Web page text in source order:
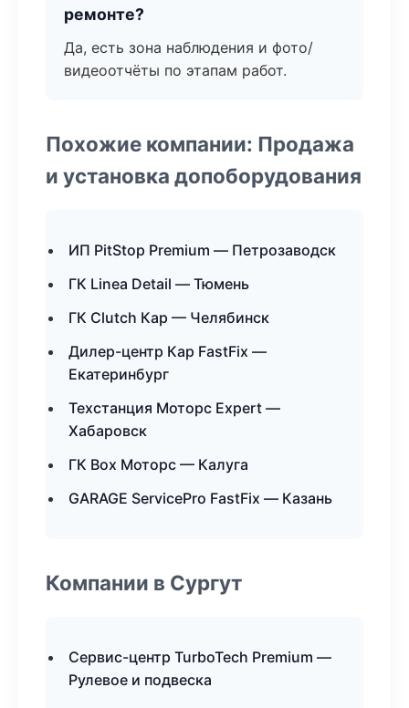
ремонте?
Да, есть зона наблюдения и фото/
видеоотчёты по этапам работ.
Похожие компании: Продажа
и установка допоборудования
ИП PitStop Premium — Петрозаводск
ГК Linea Detail — Тюмень
ГК Clutch Кар — Челябинск
Дилер-центр Кар FastFix —
Екатеринбург
Техстанция Моторс Expert —
Хабаровск
ГК Box Моторс — Калуга
GARAGE ServicePro FastFix — Казань
Компании в Сургут
Сервис-центр TurboTech Premium —
Рулевое и подвеска